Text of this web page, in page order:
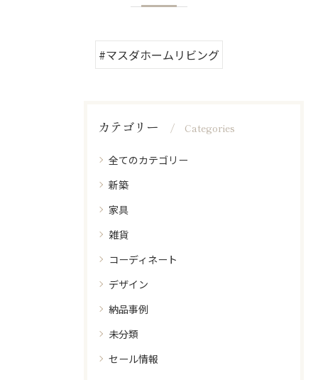
#マスダホームリビング
カテゴリー Categories
全てのカテゴリー
新築
家具
雑貨
コーディネート
デザイン
納品事例
未分類
セール情報